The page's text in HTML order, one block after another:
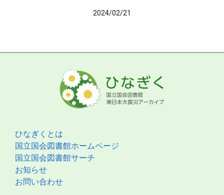
2024/02/21
ひなぎくとは
国立国会図書館ホームページ
国立国会図書館サーチ
お知らせ
お問い合わせ